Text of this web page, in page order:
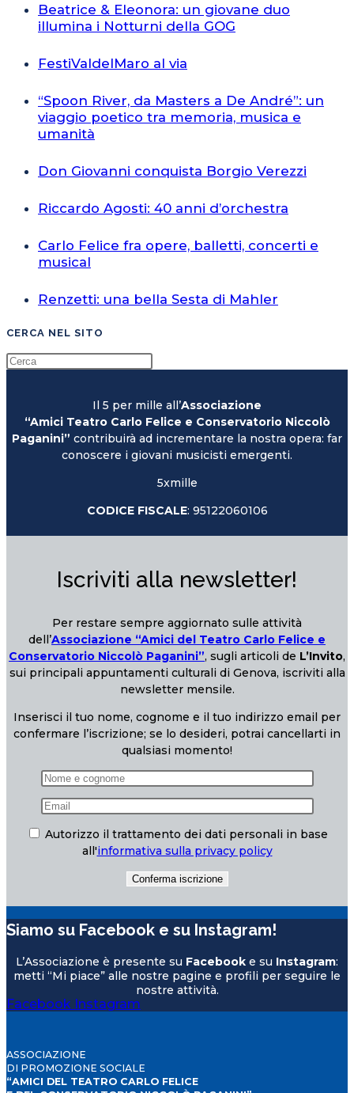
Beatrice & Eleonora: un giovane duo
illumina i Notturni della GOG
FestiValdelMaro al via
“Spoon River, da Masters a De André”: un
viaggio poetico tra memoria, musica e
umanità
Don Giovanni conquista Borgio Verezzi
Riccardo Agosti: 40 anni d’orchestra
Carlo Felice fra opere, balletti, concerti e
musical
Renzetti: una bella Sesta di Mahler
CERCA NEL SITO
Il 5 per mille all’Associazione
“Amici Teatro Carlo Felice e Conservatorio Niccolò
Paganini” contribuirà ad incrementare la nostra opera: far
conoscere i giovani musicisti emergenti.
5xmille
CODICE FISCALE: 95122060106
Iscriviti alla newsletter!
Per restare sempre aggiornato sulle attività
dell’Associazione “Amici del Teatro Carlo Felice e
Conservatorio Niccolò Paganini”, sugli articoli de L’Invito,
sui principali appuntamenti culturali di Genova, iscriviti alla
newsletter mensile.
Inserisci il tuo nome, cognome e il tuo indirizzo email per
confermare l’iscrizione; se lo desideri, potrai cancellarti in
qualsiasi momento!
Autorizzo il trattamento dei dati personali in base
all'informativa sulla privacy policy
Siamo su Facebook e su Instagram!
L’Associazione è presente su Facebook e su Instagram:
metti “Mi piace” alle nostre pagine e profili per seguire le
nostre attività.
Facebook Instagram
ASSOCIAZIONE
DI PROMOZIONE SOCIALE
“AMICI DEL TEATRO CARLO FELICE